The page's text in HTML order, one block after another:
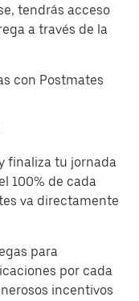
tendrás acceso
a través de la
con Postmates
finaliza tu jornada
100% de cada
va directamente
para
por cada
incentivos